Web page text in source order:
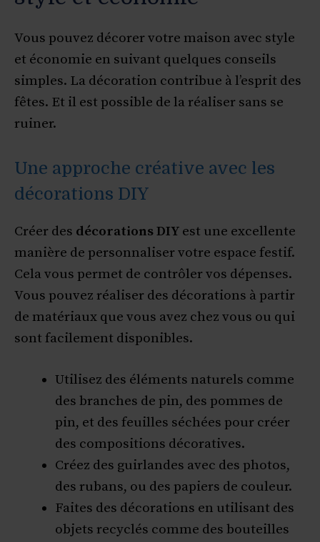
Vous pouvez décorer votre maison avec style
et économie en suivant quelques conseils
simples. La décoration contribue à l’esprit des
fêtes. Et il est possible de la réaliser sans se
ruiner.
Une approche créative avec les
décorations DIY
Créer des décorations DIY est une excellente
manière de personnaliser votre espace festif.
Cela vous permet de contrôler vos dépenses.
Vous pouvez réaliser des décorations à partir
de matériaux que vous avez chez vous ou qui
sont facilement disponibles.
Utilisez des éléments naturels comme
des branches de pin, des pommes de
pin, et des feuilles séchées pour créer
des compositions décoratives.
Créez des guirlandes avec des photos,
des rubans, ou des papiers de couleur.
Faites des décorations en utilisant des
objets recyclés comme des bouteilles